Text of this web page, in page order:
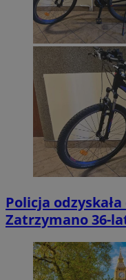
Policja
Zatrzymano 36-